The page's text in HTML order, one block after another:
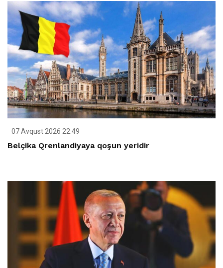
07 Avqust 2026 22:49
Belçika Qrenlandiyaya qoşun yeridir